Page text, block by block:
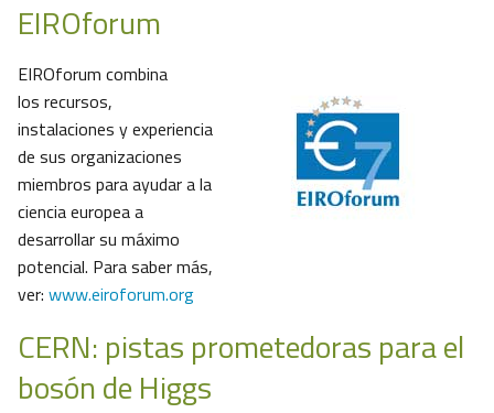
EIROforum
EIROforum combina
los recursos,
instalaciones y experiencia
de sus organizaciones
miembros para ayudar a la
ciencia europea a
desarrollar su máximo
potencial. Para saber más,
ver: www.eiroforum.org
CERN: pistas prometedoras para el
bosón de Higgs